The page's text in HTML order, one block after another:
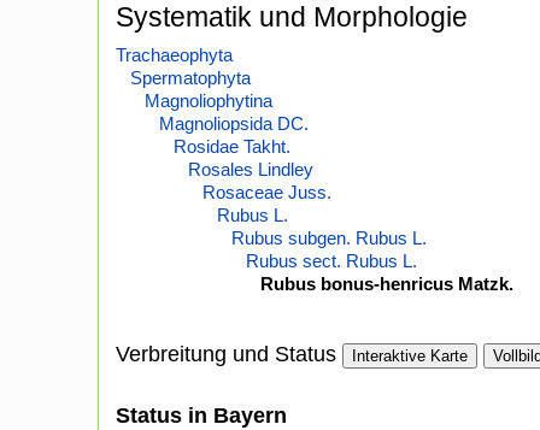
Systematik und Morphologie
Trachaeophyta
Spermatophyta
Magnoliophytina
Magnoliopsida DC.
Rosidae Takht.
Rosales Lindley
Rosaceae Juss.
Rubus L.
Rubus subgen. Rubus L.
Rubus sect. Rubus L.
Rubus bonus-henricus Matzk.
Verbreitung und Status Interaktive Karte
Status in Bayern